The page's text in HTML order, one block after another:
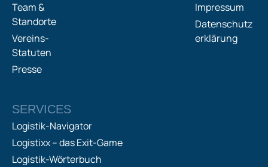
Team &
Standorte
Vereins-
Statuten
Presse
Impressum
Datenschutz
erklärung
SERVICES
Logistik-Navigator
Logistixx – das Exit-Game
Logistik-Wörterbuch